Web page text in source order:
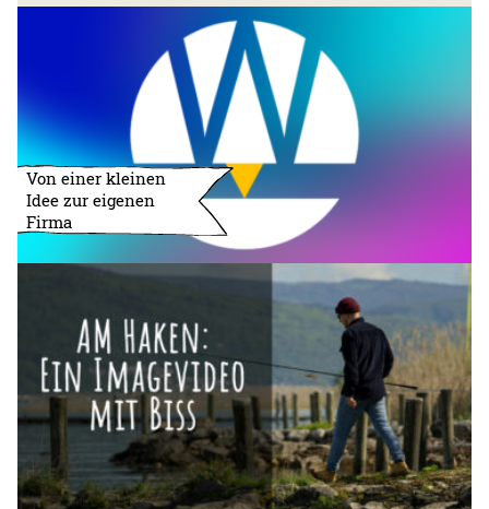
Von einer kleinen
Idee zur eigenen
Firma